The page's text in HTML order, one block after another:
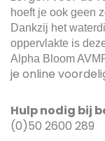
hoeft je ook geen
Dankzij het
oppervlakte is
Alpha Bloom
je online
Hulp nodig bij
(0)50 2600 289